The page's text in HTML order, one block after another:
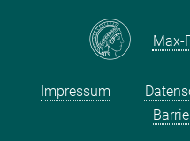
Max-
Impressum